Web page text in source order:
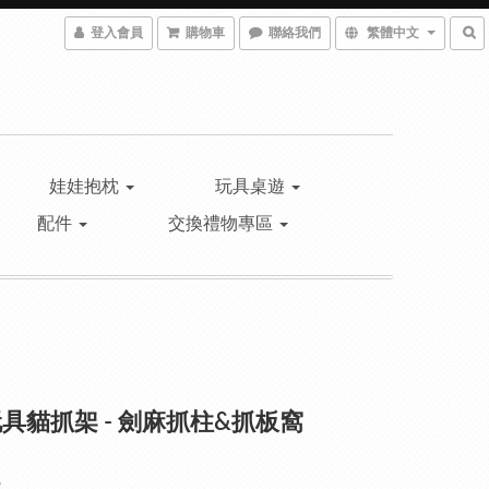
登入會員 購物車 聯絡我們 繁體中文
娃娃抱枕 玩具桌遊
配件 交換禮物專區
貓抓架 - 劍麻抓柱&抓板窩